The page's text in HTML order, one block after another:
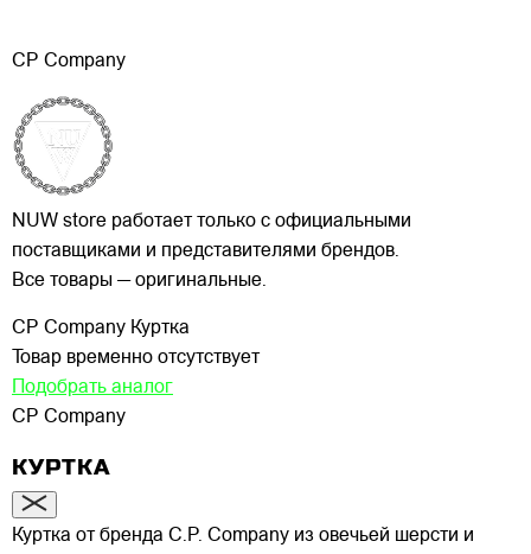
CP Company
NUW store работает только с официальными
поставщиками и представителями брендов.
Все товары — оригинальные.
CP Company Куртка
Товар временно отсутствует
Подобрать аналог
CP Company
КУРТКА
Куртка от бренда C.P. Company из овечьей шерсти и